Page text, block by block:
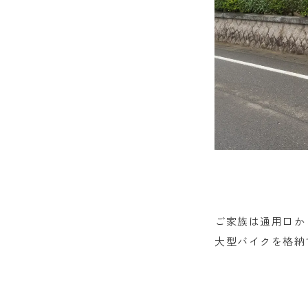
ご家族は通用口
大型バイクを格